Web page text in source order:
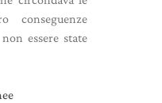
essere state